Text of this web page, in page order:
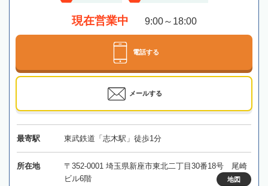
現在営業中 9:00～18:00
電話する
メールする
最寄駅 東武鉄道「志木駅」徒歩1分
所在地
〒352-0001 埼玉県新座市東北二丁目30番18号 尾崎
ビル6階
地図